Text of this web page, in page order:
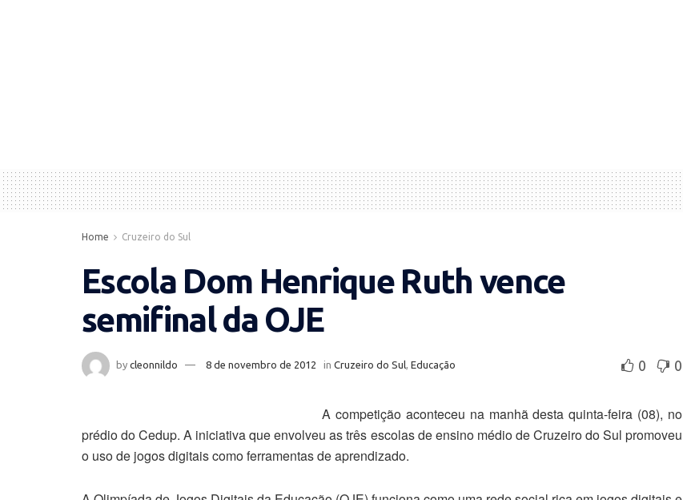
Home Cruzeiro do Sul
Escola Dom Henrique Ruth vence
semifinal da OJE
by cleonnildo 8 de novembro de 2012 in Cruzeiro do Sul, Educação 0 0
A competição aconteceu na manhã desta quinta-feira (08), no
prédio do Cedup. A iniciativa que envolveu as três escolas de ensino médio de Cruzeiro do Sul promoveu
o uso de jogos digitais como ferramentas de aprendizado.